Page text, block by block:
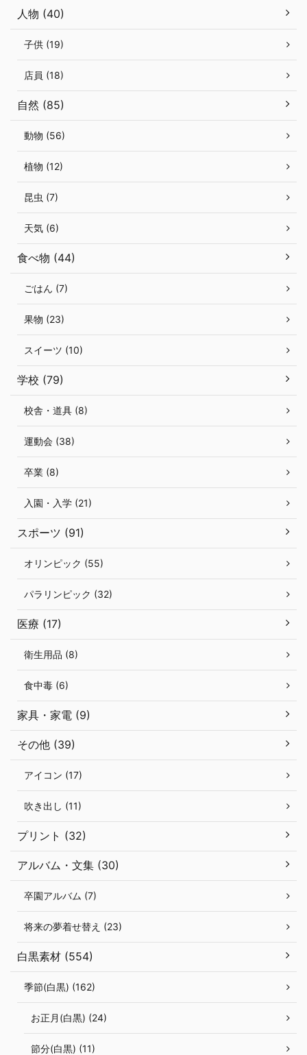
人物 (40)
子供 (19)
店員 (18)
自然 (85)
動物 (56)
植物 (12)
昆虫 (7)
天気 (6)
食べ物 (44)
ごはん (7)
果物 (23)
スイーツ (10)
学校 (79)
校舎・道具 (8)
運動会 (38)
卒業 (8)
入園・入学 (21)
スポーツ (91)
オリンピック (55)
パラリンピック (32)
医療 (17)
衛生用品 (8)
食中毒 (6)
家具・家電 (9)
その他 (39)
アイコン (17)
吹き出し (11)
プリント (32)
アルバム・文集 (30)
卒園アルバム (7)
将来の夢着せ替え (23)
白黒素材 (554)
季節(白黒) (162)
お正月(白黒) (24)
節分(白黒) (11)